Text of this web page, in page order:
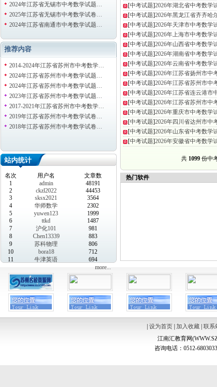
2024年江苏省无锡市中考数学试题…
2025年江苏省无锡市中考数学试卷…
2024年江苏省南通市中考数学试题…
推荐内容
2014-2024年江苏省苏州市中考数学…
2024年江苏省苏州市中考数学试题…
2024年江苏省苏州市中考数学试题…
2023年江苏省苏州市中考数学试题…
2017-2021年江苏省苏州市中考数学…
2019年江苏省苏州市中考数学试卷…
2018年江苏省苏州市中考数学试卷…
站内统计
名次 用户名
文章数
1
admin
48191
2
ckzl2022
44453
3
sksx2021
3564
4
华师数学
2302
5
yuwen123
1999
6
ttkd
1487
7
沪化101
981
8
Chen13339
883
9
苏科物理
806
10
bora18
712
11
牛津英语
694
more...
[中考试题]2026年湖北省中考数学
[中考试题]2026年黑龙江省齐齐
[中考试题]2026年天津市中考数学
[中考试题]2026年上海市中考数学
[中考试题]2026年山西省中考数学
[中考试题]2026年湖南省中考数学
[中考试题]2026年云南省中考数学
[中考试题]2026年江苏省扬州市中
[中考试题]2026年江苏省苏州市中
[中考试题]2026年江苏省连云港
[中考试题]2026年江苏省苏州市中
[中考试题]2026年重庆市中考数学
[中考试题]2026年四川省达州市中
[中考试题]2026年山东省中考数学
[中考试题]2026年安徽省中考数学
共 1099份中
热门软件
设为首页| 加入收藏| 联系
江南汇教育网
咨询电话：0512-